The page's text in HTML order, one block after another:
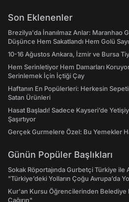
Son Eklenenler
Brezilya'da İnanılmaz Anlar: Maranhao
Düşünce Hem Sakatlandı Hem Golü
10-16 Ağustos Ankara, İzmir ve Bursa
Hem Serinletiyor Hem Damarları
Serinlemek İçin İçtiği Çay
Haftanın En Popülerleri: Herkesin
Satan Ürünleri
Hasat Başladı! Sadece Kayseri’de
Şaşırtıyor
Gerçek Gurmelere Özel: Bu Yemekler
Günün Popüler Başlıkları
Sokak Röportajında Gurbetçi Türkiye ile
"Türkiye’deki Yolların Çoğu Avrupa’da
Kur'an Kursu Öğrencilerinden Belediye
Çağırın"